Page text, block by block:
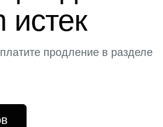
истек
продление в разделе